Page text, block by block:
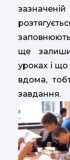
ще
уроках і що
вдома,
завдання.